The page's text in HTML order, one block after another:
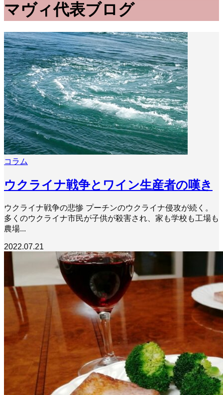
マヴィ代表ブログ
コラム
ウクライナ戦争とワイン生産者の嘆き
ウクライナ戦争の悲惨 プーチンのウクライナ侵攻が続く。
多くのウクライナ市民が子供が殺害され、家も学校も工場も
農場...
2022.07.21